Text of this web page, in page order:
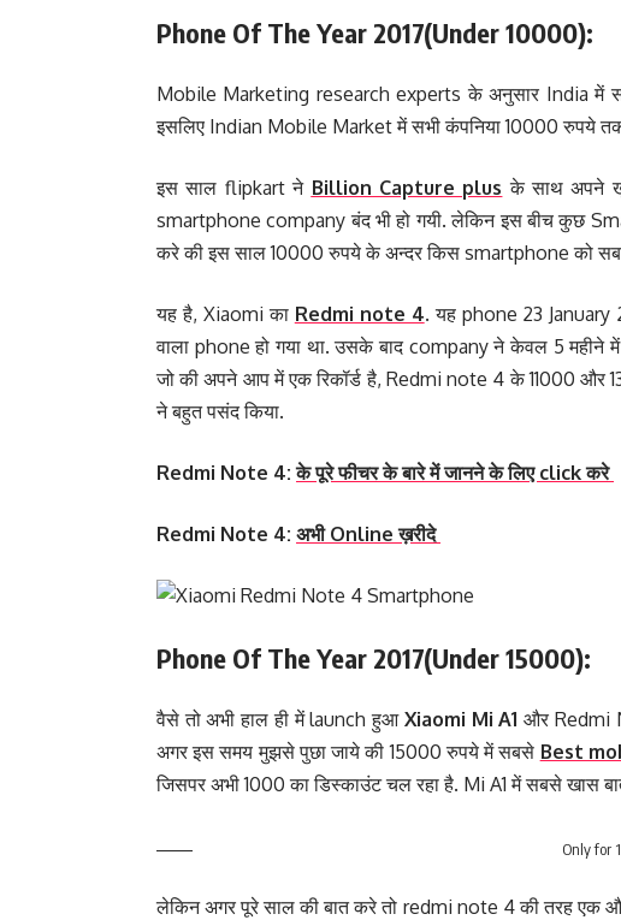
Phone Of The Year 2017(Under 10000):
Mobile Marketing research experts के अनुसार India में
इसलिए Indian Mobile Market में सभी कंपनिया 10000 रुपये
इस साल flipkart ने Billion Capture plus के साथ अपने
smartphone company बंद भी हो गयी. लेकिन इस बीच कुछ
करे की इस साल 10000 रुपये के अन्दर किस smartphone को सबसे
यह है, Xiaomi का Redmi note 4. यह phone 23
वाला phone हो गया था. उसके बाद company ने केवल 5
जो की अपने आप में एक रिकॉर्ड है, Redmi note 4 के 11000 और
ने बहुत पसंद किया.
Redmi Note 4:के पूरे फीचर के बारे में जानने के लिए click करे
Redmi Note 4: अभी Online ख़रीदे
Phone Of The Year 2017(Under 15000):
वैसे तो अभी हाल ही में launch हुआ Xiaomi Mi A1 और Redmi
अगर इस समय मुझसे पुछा जाये की 15000 रुपये में सबसे Best
जिसपर अभी 1000 का डिस्काउंट चल रहा है. Mi A1 में सबसे खास
Only for
लेकिन अगर पूरे साल की बात करे तो redmi note 4 की तरह एक